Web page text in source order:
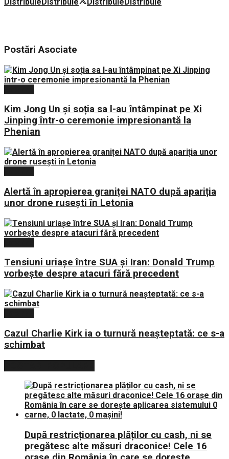
Distribuie Distribuie Distribuie Distribuie
PostăriAsociate
Kim Jong Un și soția sa l-au întâmpinat pe Xi
Jinping într-o ceremonie impresionantă la
Phenian
Alertă în apropierea graniței NATO după apariția
unor drone rusești în Letonia
Tensiuni uriașe între SUA și Iran: Donald Trump
vorbește despre atacuri fără precedent
Cazul Charlie Kirk ia o turnură neașteptată: ce s-a
schimbat
După restricționarea plăților cu cash, ni se
pregătesc alte măsuri draconice! Cele 16